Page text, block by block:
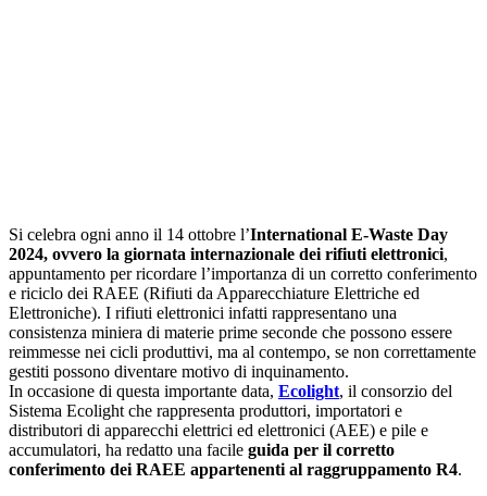
Si celebra ogni anno il 14 ottobre l’International E-Waste Day
2024, ovvero la giornata internazionale dei rifiuti elettronici,
appuntamento per ricordare l’importanza di un corretto conferimento
e riciclo dei RAEE (Rifiuti da Apparecchiature Elettriche ed
Elettroniche). I rifiuti elettronici infatti rappresentano una
consistenza miniera di materie prime seconde che possono essere
reimmesse nei cicli produttivi, ma al contempo, se non correttamente
gestiti possono diventare motivo di inquinamento.
In occasione di questa importante data, Ecolight, il consorzio del
Sistema Ecolight che rappresenta produttori, importatori e
distributori di apparecchi elettrici ed elettronici (AEE) e pile e
accumulatori, ha redatto una facile guida per il corretto
conferimento dei RAEE appartenenti al raggruppamento R4.